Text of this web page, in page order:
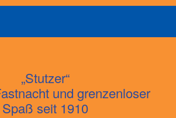
„Stutzer“
und grenzenloser
Spaß seit 1910